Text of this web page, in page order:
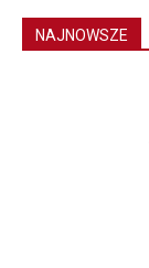
NAJNOWSZE